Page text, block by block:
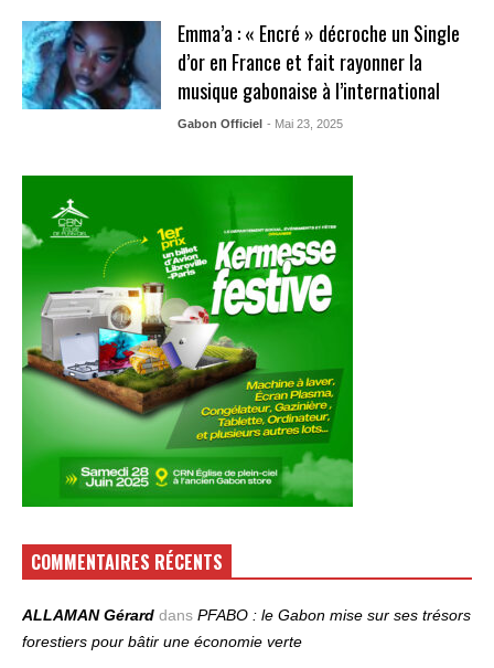
Emma’a : « Encré » décroche un Single
d’or en France et fait rayonner la
musique gabonaise à l’international
Gabon Officiel - Mai 23, 2025
COMMENTAIRES RÉCENTS
ALLAMAN Gérard dans PFABO : le Gabon mise sur ses trésors
forestiers pour bâtir une économie verte